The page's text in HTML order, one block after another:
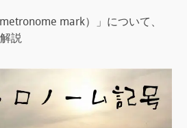
mark）」について、
説